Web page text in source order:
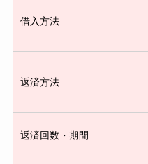
借入方法
返済方法
返済回数・期間